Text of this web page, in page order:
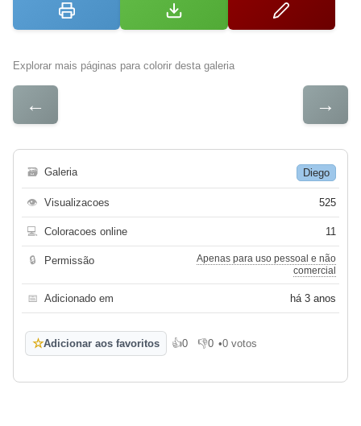
Explorar mais páginas para colorir desta galeria
← →
🗃 Galeria Diego
👁 Visualizacoes 525
💻 Coloracoes online 11
🔒 Permissão
Apenas para uso pessoal e não
comercial
📅 Adicionado em há 3 anos
☆Adicionar aos favoritos 👍0
Gosto 👎0
Não gosto
•0 votos